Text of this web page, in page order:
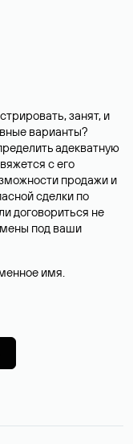
занят, и
варианты?
адекватную
с его
продажи и
сделки по
договориться не
под ваши
имя.